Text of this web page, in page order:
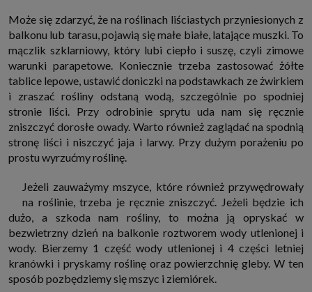
Cookies
Na naszych stronach używamy znaczników internetowych takich jak pliki
np. cookie lub local storage do zbierania i przetwarzania danych
osobowych w celu personalizowania treści i reklam oraz analizowania
ruchu na stronach, aplikacjach i w Internecie. W ten sposób technologię tę
wykorzystują również podmioty z Grupy SAGIER oraz nasi Zaufani
Partnerzy, którzy także chcą dopasowywać reklamy do Twoich preferencji.
Cookies to dane informatyczne zapisywane w plikach i przechowywane na
Twoim urządzeniu końcowym (tj. twój komputer, tablet, smartphone itp.),
które przeglądarka wysyła do serwera przy każdorazowym wejściu na
stronę z tego urządzenia, podczas gdy odwiedzasz strony w Internecie.
Szczegółową informację na temat plików cookie i ich funkcjonowania
znajdziesz pod tym linkiem. Pod tym linkiem znajdziesz także informację
o tym jak zmienić ustawienia przeglądarki, aby ograniczyć lub wyłączyć
Twoje uprawnienia
Przysługują Ci następujące uprawnienia wobec Twoich danych i ich
przetwarzania przez nas, inne podmioty z Grupy SAGIER i Zaufanych
Partnerów:
1. Jeśli udzieliłeś zgody na przetwarzanie danych możesz ją w każdej
chwili wycofać (cofnięcie zgody oczywiście nie uchyli zgodności z prawem
przetwarzania już dokonanego na jej podstawie);
2. Masz również prawo żądania dostępu do Twoich danych osobowych, ich
Może się zdarzyć, że na roślinach liściastych przyniesionych z
balkonu lub tarasu, pojawią się małe białe, latające muszki. To
mączlik szklarniowy, który lubi ciepło i suszę, czyli zimowe
warunki parapetowe. Koniecznie trzeba zastosować żółte
tablice lepowe, ustawić doniczki na podstawkach ze żwirkiem
i zraszać rośliny odstaną wodą, szczególnie po spodniej
stronie liści. Przy odrobinie sprytu uda nam się ręcznie
zniszczyć dorosłe owady. Warto również zaglądać na spodnią
stronę liści i niszczyć jaja i larwy. Przy dużym porażeniu po
prostu wyrzućmy roślinę.
Jeżeli zauważymy mszyce, które również przywędrowały
na roślinie, trzeba je ręcznie zniszczyć. Jeżeli będzie ich
dużo, a szkoda nam rośliny, to można ją opryskać w
bezwietrzny dzień na balkonie roztworem wody utlenionej i
wody. Bierzemy 1 część wody utlenionej i 4 części letniej
kranówki i pryskamy roślinę oraz powierzchnię gleby. W ten
sposób pozbędziemy się mszyc i ziemiórek.